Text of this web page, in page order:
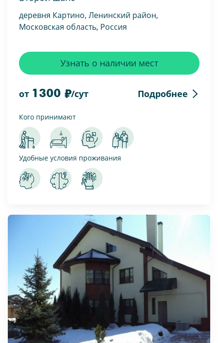
деревня Картино, Ленинский район,
Московская область, Россия
от 1300 /сут Подробнее
Узнать о наличии мест
Кого принимают
Удобные условия проживания